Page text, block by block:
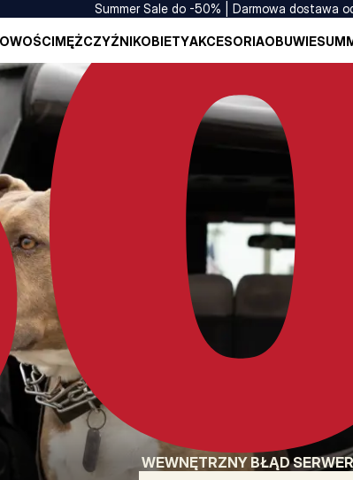
Summer Sale do -50% | Darmowa dostawa
MĘŻCZYŹNIKOBIETYAKCESORIAOBUWIE
WEWNĘTRZNY BŁĄD